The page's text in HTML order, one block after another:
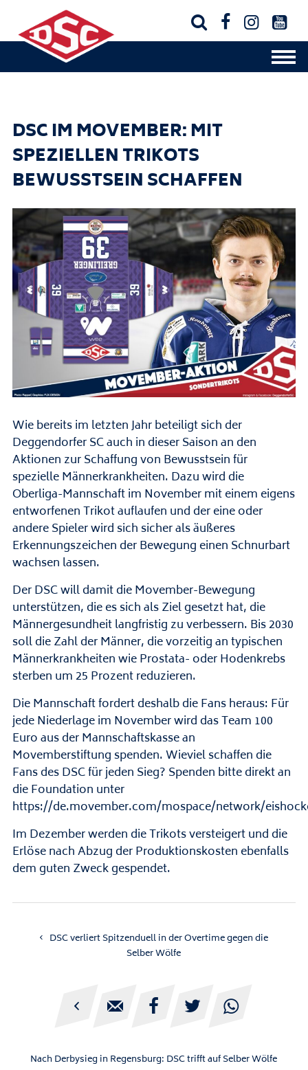
   
DSC IM MOVEMBER: MIT
SPEZIELLEN TRIKOTS
BEWUSSTSEIN SCHAFFEN
Wie bereits im letzten Jahr beteiligt sich der
Deggendorfer SC auch in dieser Saison an den
Aktionen zur Schaffung von Bewusstsein für
spezielle Männerkrankheiten. Dazu wird die
Oberliga-Mannschaft im November mit einem eigens
entworfenen Trikot auflaufen und der eine oder
andere Spieler wird sich sicher als äußeres
Erkennungszeichen der Bewegung einen Schnurbart
wachsen lassen.
Der DSC will damit die Movember-Bewegung
unterstützen, die es sich als Ziel gesetzt hat, die
Männergesundheit langfristig zu verbessern. Bis 2030
soll die Zahl der Männer, die vorzeitig an typischen
Männerkrankheiten wie Prostata- oder Hodenkrebs
sterben um 25 Prozent reduzieren.
Die Mannschaft fordert deshalb die Fans heraus: Für
jede Niederlage im November wird das Team 100
Euro aus der Mannschaftskasse an
Movemberstiftung spenden. Wieviel schaffen die
Fans des DSC für jeden Sieg? Spenden bitte direkt an
die Foundation unter
https://de.movember.com/mospace/network/
Im Dezember werden die Trikots versteigert und die
Erlöse nach Abzug der Produktionskosten ebenfalls
dem guten Zweck gespendet.
DSC verliert Spitzenduell in der Overtime gegen die
Selber Wölfe
    
Nach Derbysieg in Regensburg: DSC trifft auf Selber Wölfe